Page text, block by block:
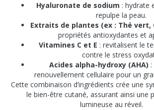
Hyaluronate de sodium : hydrate
repulpe la peau.
Extraits de plantes (ex : Thé vert,
propriétés antioxydantes et
Vitamines C et E : revitalisent le
contre le stress
Acides alpha-hydroxy (AHA)
renouvellement cellulaire pour un
Cette combinaison d’ingrédients crée une
le bien-être cutané, assurant ainsi une
lumineuse au réveil.